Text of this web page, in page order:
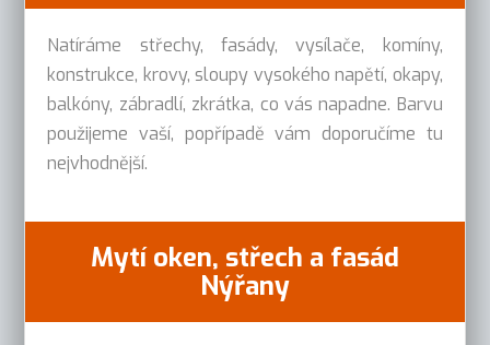
Natíráme střechy, fasády, vysílače, komíny,
konstrukce, krovy, sloupy vysokého napětí, okapy,
balkóny, zábradlí, zkrátka, co vás napadne. Barvu
použijeme vaší, popřípadě vám doporučíme tu
nejvhodnější.
Mytí oken, střech a fasád
Nýřany